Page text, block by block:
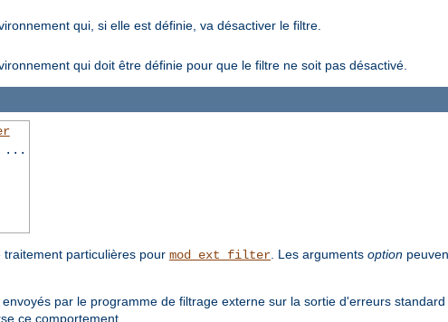
qui, si elle est définie, va désactiver le filtre.
qui doit être définie pour que le filtre ne soit pas désactivé.
...
particulières pour mod_ext_filter . Les arguments option
par le programme de filtrage externe sur la sortie d'erreurs
ce comportement.